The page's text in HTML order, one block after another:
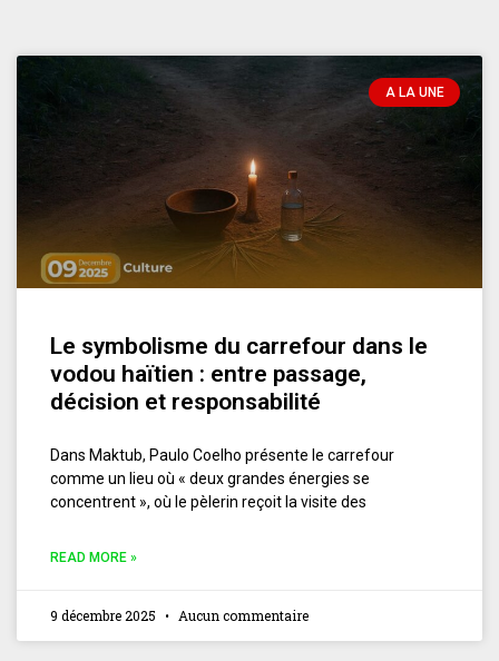
A LA UNE
Le symbolisme du carrefour dans le
vodou haïtien : entre passage,
décision et responsabilité
Dans Maktub, Paulo Coelho présente le carrefour
comme un lieu où « deux grandes énergies se
concentrent », où le pèlerin reçoit la visite des
READ MORE »
9 décembre 2025 Aucun commentaire